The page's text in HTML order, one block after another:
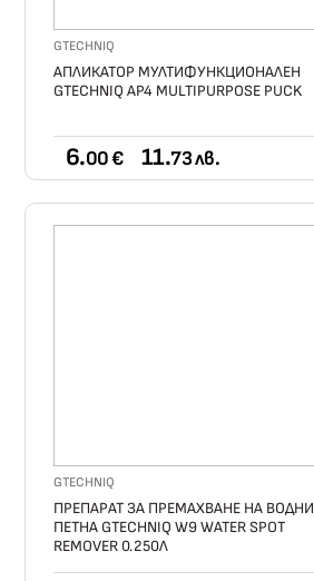
GTECHNIQ
АПЛИКАТОР МУЛТИФУНКЦИОНАЛЕН
GTECHNIQ AP4 MULTIPURPOSE PUCK
6.00 € 11.73 лв.
GTECHNIQ
ПРЕПАРАТ ЗА ПРЕМАХВАНЕ НА ВОДНИ
ПЕТНА GTECHNIQ W9 WATER SPOT
REMOVER 0.250Л